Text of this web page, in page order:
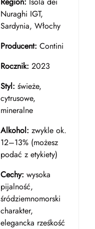
Nuraghi IGT,
Sardynia, Włochy
Producent: Contini
Rocznik: 2023
Styl: świeże,
cytrusowe,
mineralne
Alkohol: zwykle ok.
12–13% (możesz
podać z etykiety)
Cechy: wysoka
pijalność,
śródziemnomorski
charakter,
elegancka rześkość